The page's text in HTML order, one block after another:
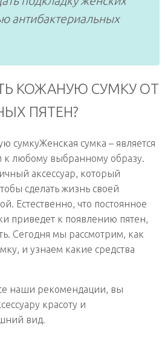
антибактериальных
КОЖАНУЮ СУМКУ ОТ
ПЯТЕН?
Женская сумка – является
любому выбранному образу.
аксессуар, который
сделать жизнь своей
Естественно, что постоянное
приведет к появлению пятен,
Сегодня мы рассмотрим, как
и узнаем какие средства
наши рекомендации, вы
красоту и
вид.